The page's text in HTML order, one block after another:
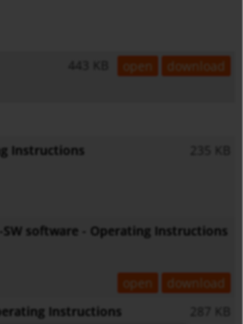
443 KB open download
Instructions 235 KB
SW software - Operating Instructions
open
download
Instructions
287 KB